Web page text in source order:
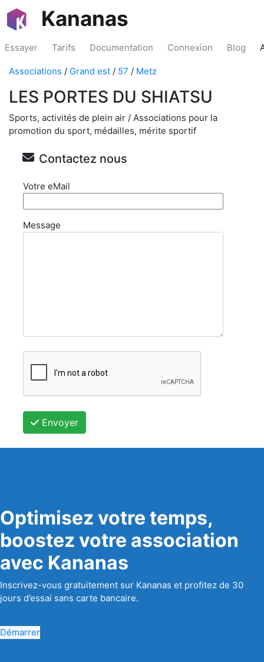
Kananas
Essayer Tarifs Documentation Connexion Blog
Associations / Grand est / 57 / Metz
LES PORTES DU SHIATSU
Sports, activités de plein air / Associations pour la
promotion du sport, médailles, mérite sportif
Contactez nous
Votre eMail
Message
Envoyer
Optimisez votre temps,
boostez votre association
avec Kananas
Inscrivez-vous gratuitement sur Kananas et profitez de 30
jours d’essai sans carte bancaire.
Démarrer